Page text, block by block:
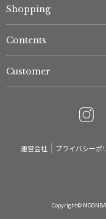
Shopping
Contents
Customer
運営会社 プライバシーポ
Copyright©